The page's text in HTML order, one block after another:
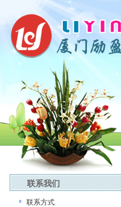
联系我们
联系方式